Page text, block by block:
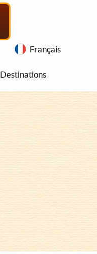
Français
Destinations